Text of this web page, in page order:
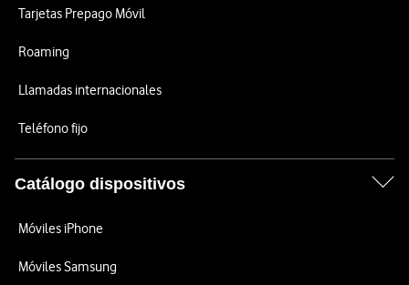
Tarjetas Prepago Móvil
Roaming
Llamadas internacionales
Teléfono fijo
Catálogo dispositivos
Móviles iPhone
Móviles Samsung